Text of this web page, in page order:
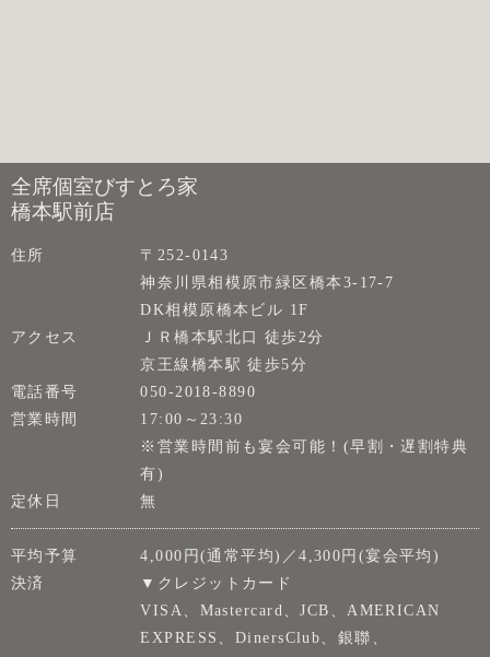
全席個室びすとろ家
橋本駅前店
住所
〒252-0143
神奈川県相模原市緑区橋本3-17-7
DK相模原橋本ビル 1F
アクセス
ＪＲ橋本駅北口 徒歩2分
京王線橋本駅 徒歩5分
電話番号
050-2018-8890
営業時間
17:00～23:30
※営業時間前も宴会可能！(早割・遅割特典
有)
定休日
無
平均予算
4,000円(通常平均)／4,300円(宴会平均)
決済
▼クレジットカード
VISA、Mastercard、JCB、AMERICAN
EXPRESS、DinersClub、銀聯、